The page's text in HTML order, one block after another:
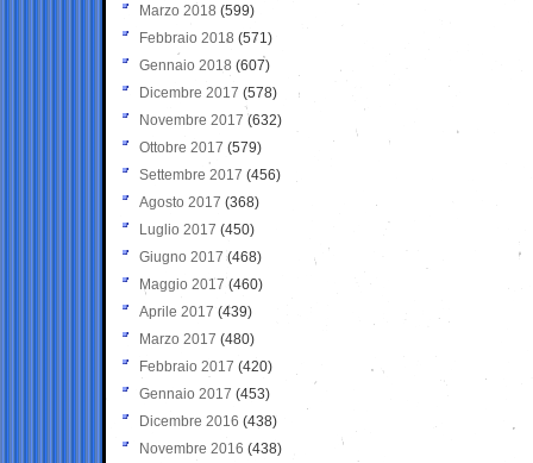
Marzo 2018 (599)
Febbraio 2018 (571)
Gennaio 2018 (607)
Dicembre 2017 (578)
Novembre 2017 (632)
Ottobre 2017 (579)
Settembre 2017 (456)
Agosto 2017 (368)
Luglio 2017 (450)
Giugno 2017 (468)
Maggio 2017 (460)
Aprile 2017 (439)
Marzo 2017 (480)
Febbraio 2017 (420)
Gennaio 2017 (453)
Dicembre 2016 (438)
Novembre 2016 (438)